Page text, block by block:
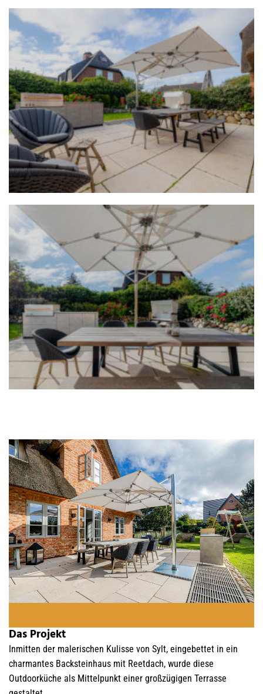
Das Projekt
Inmitten der malerischen Kulisse von Sylt, eingebettet in ein
charmantes Backsteinhaus mit Reetdach, wurde diese
Outdoorküche als Mittelpunkt einer großzügigen Terrasse